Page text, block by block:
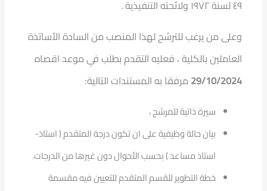
٤٩ لسنة ١٩٧٢ ولائحته التنفيذية .
وعلى من يرغب للترشح لهذا المنصب من السادة الأساتذة
العاملين بالكلية ، فعليه التقدم بطلب في موعد اقصاه
29/10/2024 مرفقا به المستندات التالية:
سيرة ذاتية للمرشح ،
بيان حالة وظيفية على ان تكون درجة المتقدم ( استاذ-
استاذ مساعد ) بحسب الأحوال دون غيرها من الدرجات.
خطة التطوير للقسم المتقدم للتعيين فيه مقسمة